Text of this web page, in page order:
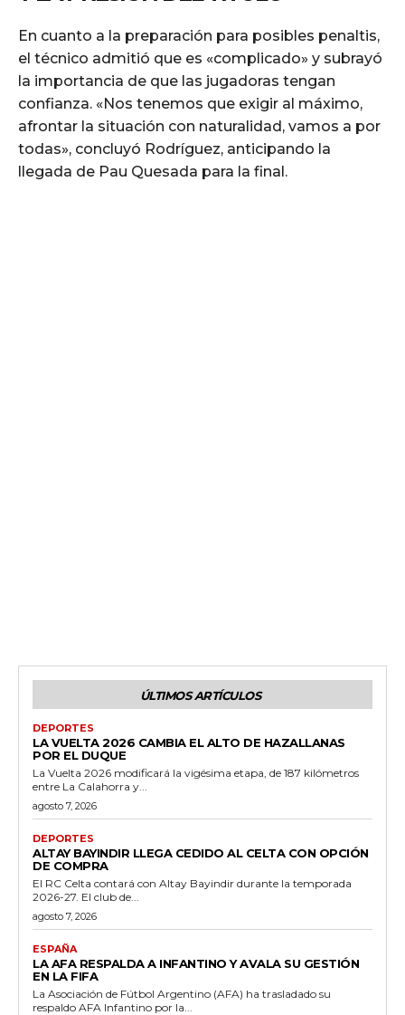
En cuanto a la preparación para posibles penaltis,
el técnico admitió que es «complicado» y subrayó
la importancia de que las jugadoras tengan
confianza. «Nos tenemos que exigir al máximo,
afrontar la situación con naturalidad, vamos a por
todas», concluyó Rodríguez, anticipando la
llegada de Pau Quesada para la final.
ÚLTIMOS ARTÍCULOS
DEPORTES
LA VUELTA 2026 CAMBIA EL ALTO DE HAZALLANAS
POR EL DUQUE
La Vuelta 2026 modificará la vigésima etapa, de 187 kilómetros
entre La Calahorra y...
agosto 7, 2026
DEPORTES
ALTAY BAYINDIR LLEGA CEDIDO AL CELTA CON OPCIÓN
DE COMPRA
El RC Celta contará con Altay Bayindir durante la temporada
2026-27. El club de...
agosto 7, 2026
ESPAÑA
LA AFA RESPALDA A INFANTINO Y AVALA SU GESTIÓN
EN LA FIFA
La Asociación de Fútbol Argentino (AFA) ha trasladado su
respaldo AFA Infantino por la...